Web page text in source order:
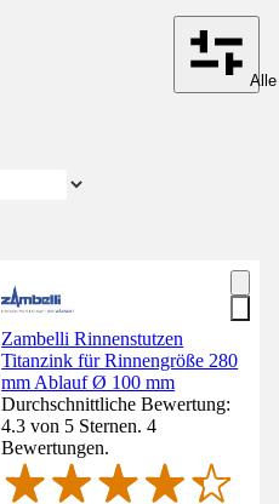
Zambelli Rinnenstutzen
Titanzink für Rinnengröße 280
mm Ablauf Ø 100 mm
Durchschnittliche Bewertung:
4.3 von 5 Sternen. 4
Bewertungen.